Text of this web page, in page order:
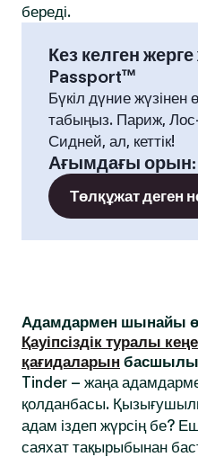
береді.
Кез келген
Passport™
Бүкіл дүние жүзінен
табыңыз. Париж,
Сидней, ал, кеттік!
Ағымдағы орын:
Төлқұжат деген
Адамдармен шынайы
Қауіпсіздік туралы
қағидаларын
Tinder – жаңа
қолданбасы.
адам іздеп жүрсің бе?
саяхат тақырыбынан